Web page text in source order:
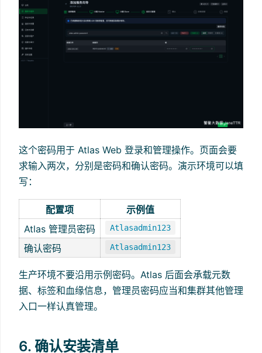
这个密码用于 Atlas Web 登录和管理操作。页面会要
求输入两次，分别是密码和确认密码。演示环境可以填
写：
配置项
示例值
Atlas 管理员密码
Atlasadmin123
确认密码 Atlasadmin123
生产环境不要沿用示例密码。Atlas 后面会承载元数
据、标签和血缘信息，管理员密码应当和集群其他管理
入口一样认真管理。
6. 确认安装清单